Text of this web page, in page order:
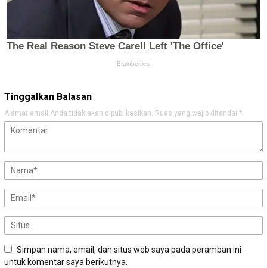
Tinggalkan Balasan
Alamat email Anda tidak akan dipublikasikan. Ruas yang wajib ditandai *
Simpan nama, email, dan situs web saya pada peramban ini
untuk komentar saya berikutnya.